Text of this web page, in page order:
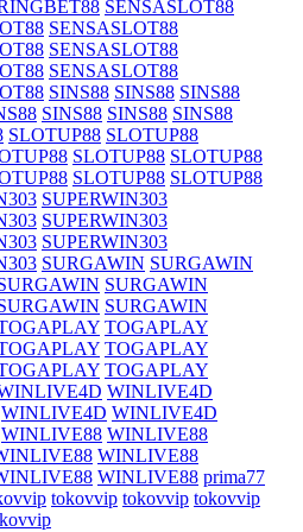
SENSASLOT88
SENSASLOT88
SENSASLOT88
SENSASLOT88
SINS88 SINS88 SINS88
SINS88 SINS88 SINS88
SLOTUP88 SLOTUP88
SLOTUP88 SLOTUP88
SLOTUP88 SLOTUP88
SUPERWIN303
SUPERWIN303
SUPERWIN303
SURGAWIN SURGAWIN
SURGAWIN
SURGAWIN
TOGAPLAY
TOGAPLAY
TOGAPLAY
WINLIVE4D
WINLIVE4D WINLIVE4D
WINLIVE88 WINLIVE88
WINLIVE88
WINLIVE88 prima77
tokovvip tokovvip tokovvip